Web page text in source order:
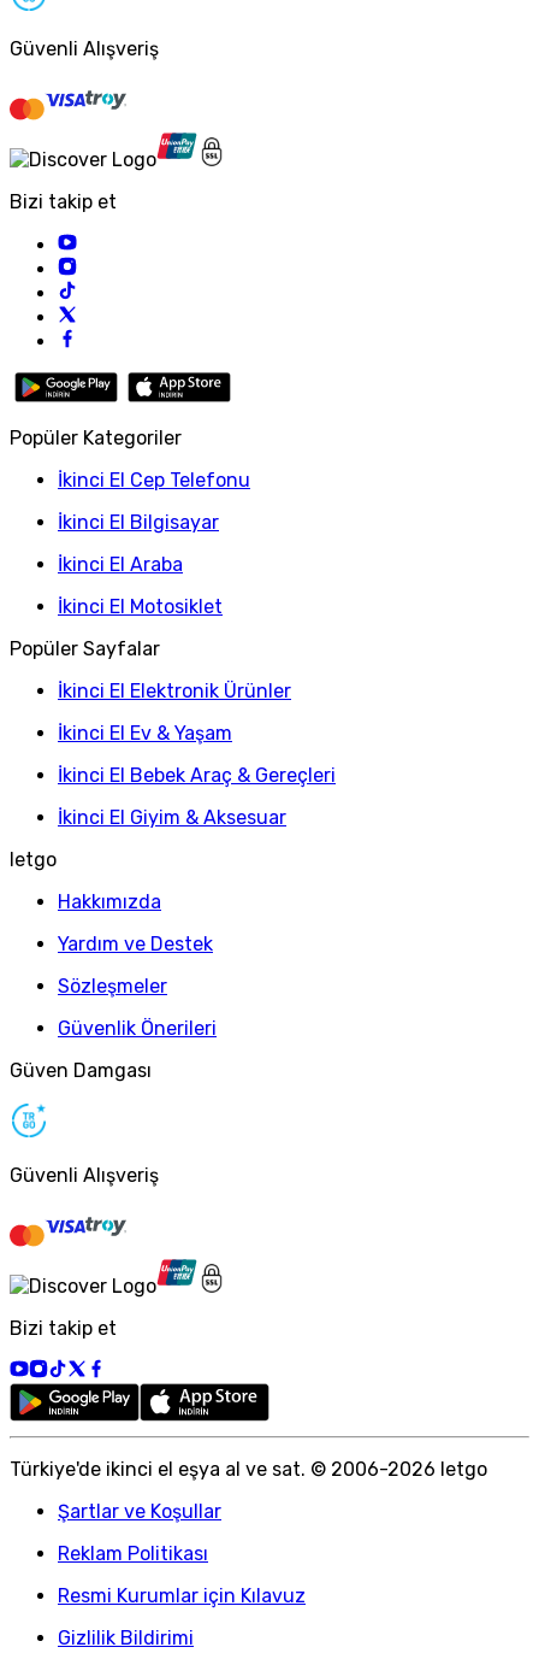
Güvenli Alışveriş
Bizi takip et
Popüler Kategoriler
İkinci El Cep Telefonu
İkinci El Bilgisayar
İkinci El Araba
İkinci El Motosiklet
Popüler Sayfalar
İkinci El Elektronik Ürünler
İkinci El Ev & Yaşam
İkinci El Bebek Araç & Gereçleri
İkinci El Giyim & Aksesuar
letgo
Hakkımızda
Yardım ve Destek
Sözleşmeler
Güvenlik Önerileri
Güven Damgası
Güvenli Alışveriş
Bizi takip et
Türkiye'de ikinci el eşya al ve sat. © 2006-2026 letgo
Şartlar ve Koşullar
Reklam Politikası
Resmi Kurumlar için Kılavuz
Gizlilik Bildirimi